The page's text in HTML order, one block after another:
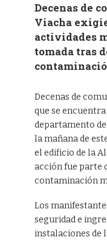
Decenas de
Viacha
actividades
tomada tras
Decenas de
que se
departamento
la mañana de
el edificio de la
acción fue parte
contaminación
Los
seguridad e
instalaciones de